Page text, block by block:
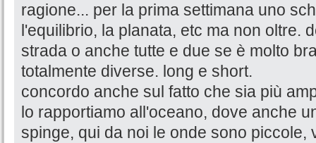
ragione... per la prima settimana uno
l'equilibrio, la planata, etc ma non oltre.
strada o anche tutte e due se è molto
totalmente diverse. long e short.
concordo anche sul fatto che sia più
lo rapportiamo all'oceano, dove anche
spinge, qui da noi le onde sono